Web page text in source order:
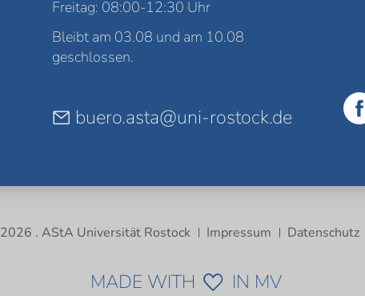
Freitag: 08:00-12:30 Uhr
Bleibt am 03.08 und am 10.08
geschlossen.
buero.asta@uni-rostock.de
2026 . AStA Universität Rostock Impressum Datenschutz
MADE WITH IN MV